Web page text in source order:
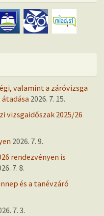
valamint a záróvizsga
2026. 7. 15.
vizsgaidőszak 2025/26
2026. 7. 9.
rendezvényen is
7. 8.
és a tanévzáró
7. 3.